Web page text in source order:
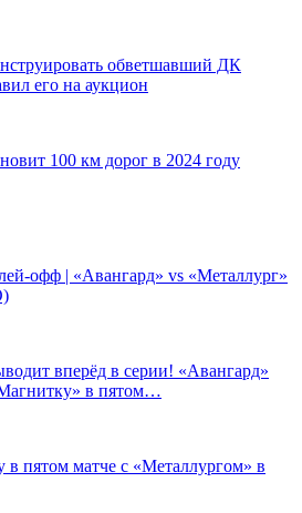
обветшавший ДК
его на аукцион
100 км дорог в 2024 году
офф | «Авангард» vs «Металлург»
вперёд в серии! «Авангард»
в пятом…
пятом матче с «Металлургом» в